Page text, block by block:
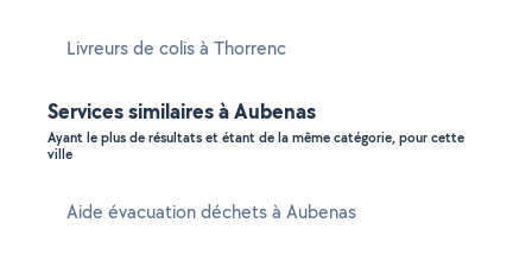
Livreurs de colis à Thorrenc
Services similaires à Aubenas
Ayant le plus de résultats et étant de la même catégorie, pour cette
ville
Aide évacuation déchets à Aubenas